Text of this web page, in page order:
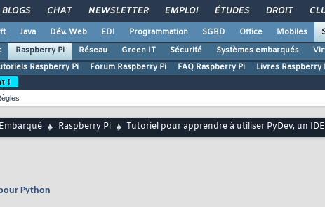
BLOGS CHAT NEWSLETTER EMPLOI ÉTUDES DROIT
Java Dév. Web EDI Programmation SGBD Office Mobiles
Raspberry Pi Réseau Green IT Sécurité Systèmes embarqués
Raspberry Pi Forum Raspberry Pi FAQ Raspberry Pi Livres Raspberry
!
Embarqué Raspberry Pi Tutoriel pour apprendre à utiliser PyDev, un
Python